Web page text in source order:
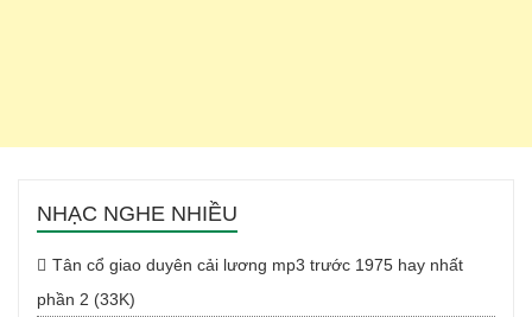
NHẠC NGHE NHIỀU
Tân cổ giao duyên cải lương mp3 trước 1975 hay nhất
phần 2 (33K)